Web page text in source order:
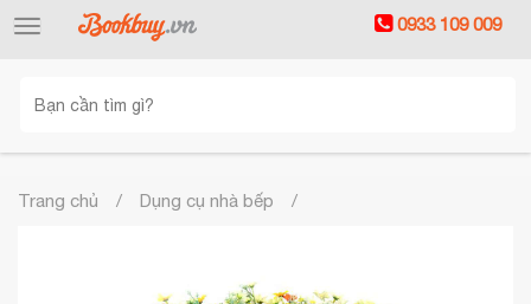
Toggle
0933 109 009
Trang chủ Dụng cụ nhà bếp